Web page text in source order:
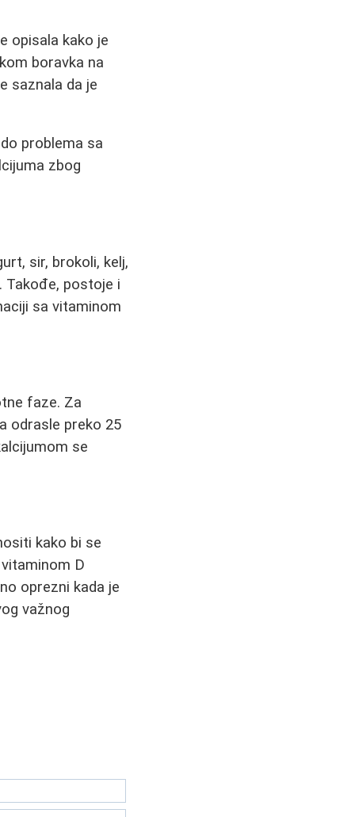
opisala kako je
boravka na
saznala da je
problema sa
zbog
sir, brokoli, kelj,
Takođe, postoje i
sa vitaminom
faze. Za
odrasle preko 25
se
kako bi se
D
oprezni kada je
važnog